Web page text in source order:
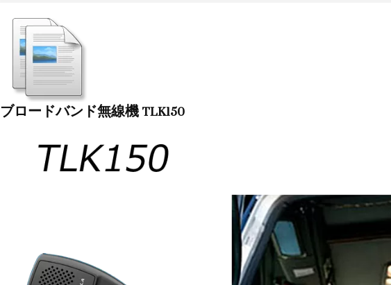
ブロードバンド無線機 TLK150